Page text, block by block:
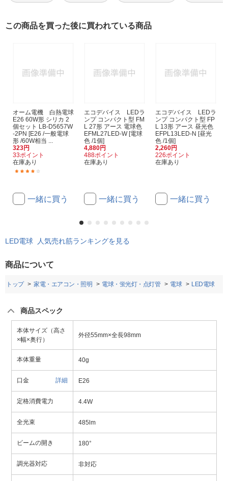
この商品を買った後に買われている商品
オーム電機 白熱電球
E26 60W形 シリカ 2
個セット LB-D5657W
-2PN [E26 /一般電球
形 /60W相当 ...
323円
33ポイント
在庫あり
一緒に買う
エコデバイス LEDラ
ンプ コンパクト型 FM
L 27形 アース 電球色
EFML27LED-W [電球
色 /1個]
4,880円
488ポイント
在庫あり
一緒に買う
エコデバイス LEDラ
ンプ コンパクト型 FP
L 13形 アース 昼光色
EFPL13LED-N [昼光
色 /1個]
2,260円
226ポイント
在庫あり
一緒に買う
LED電球 人気売れ筋ランキングを見る
商品について
トップ 家電・エアコン・照明 電球・蛍光灯・点灯管 電球 LED電球
商品スペック
本体サイズ（高さ
×幅×奥行）
外径55mm×全長98mm
本体重量 40g
口金 詳細 E26
定格消費電力 4.4W
全光束 485lm
ビームの開き 180°
調光器対応 非対応